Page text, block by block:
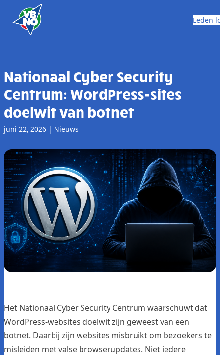
Skip to content
Leden
Nationaal Cyber Security
Centrum: WordPress-sites
doelwit van botnet
juni 22, 2026 | Nieuws
Het Nationaal Cyber Security Centrum waarschuwt dat
WordPress-websites doelwit zijn geweest van een
botnet. Daarbij zijn websites misbruikt om bezoekers te
misleiden met valse browserupdates. Niet iedere